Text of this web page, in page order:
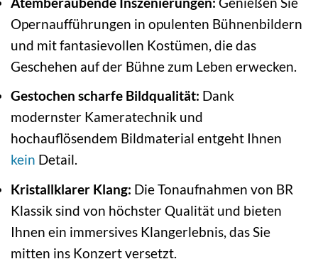
Opernaufführungen in opulenten Bühnenbildern
und mit fantasievollen Kostümen, die das
Geschehen auf der Bühne zum Leben erwecken.
Gestochen scharfe Bildqualität: Dank
modernster Kameratechnik und
hochauflösendem Bildmaterial entgeht Ihnen
kein Detail.
Kristallklarer Klang: Die Tonaufnahmen von BR
Klassik sind von höchster Qualität und bieten
Ihnen ein immersives Klangerlebnis, das Sie
mitten ins Konzert versetzt.